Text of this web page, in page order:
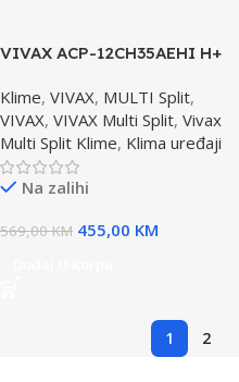
VIVAX ACP-12CH35AEHI H+
Klime, VIVAX, MULTI Split,
VIVAX, VIVAX Multi Split, Vivax
Multi Split Klime, Klima uređaji
Na zalihi
569,00KM 455,00 KM
1 2